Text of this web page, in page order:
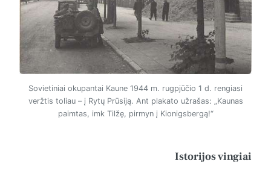
Sovietiniai okupantai Kaune 1944 m. rugpjūčio 1 d. rengiasi
veržtis toliau – į Rytų Prūsiją. Ant plakato užrašas: „Kaunas
paimtas, imk Tilžę, pirmyn į Kionigsbergą!“
Istorijos vingiai